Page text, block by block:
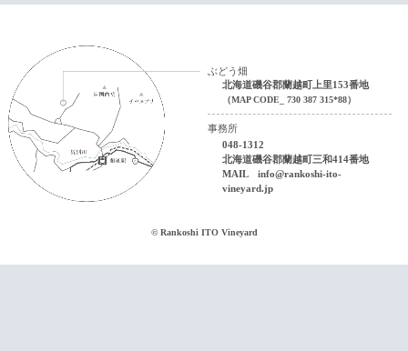
ぶどう畑
北海道磯谷郡蘭越町上里153番地
（MAP CODE_ 730 387 315*88）
事務所
048-1312
北海道磯谷郡蘭越町三和414番地
MAIL info@rankoshi-ito-
vineyard.jp
© Rankoshi ITO Vineyard